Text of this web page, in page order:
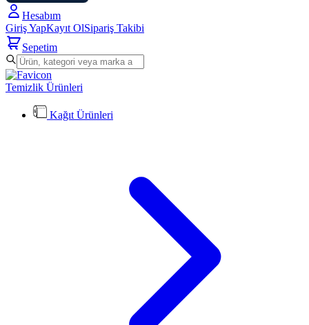
Hesabım
Giriş YapKayıt OlSipariş Takibi
Sepetim
Temizlik Ürünleri
Kağıt Ürünleri